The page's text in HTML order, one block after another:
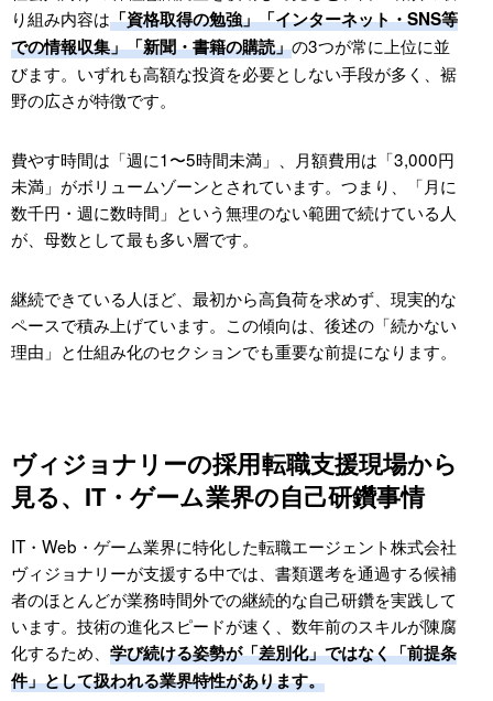
り組み内容は「資格取得の勉強」「インターネット・SNS等
での情報収集」「新聞・書籍の購読」の3つが常に上位に並
びます。いずれも高額な投資を必要としない手段が多く、裾
野の広さが特徴です。
費やす時間は「週に1〜5時間未満」、月額費用は「3,000円
未満」がボリュームゾーンとされています。つまり、「月に
数千円・週に数時間」という無理のない範囲で続けている人
が、母数として最も多い層です。
継続できている人ほど、最初から高負荷を求めず、現実的な
ペースで積み上げています。この傾向は、後述の「続かない
理由」と仕組み化のセクションでも重要な前提になります。
ヴィジョナリーの採用転職支援現場から
見る、IT・ゲーム業界の自己研鑽事情
IT・Web・ゲーム業界に特化した転職エージェント株式会社
ヴィジョナリーが支援する中では、書類選考を通過する候補
者のほとんどが業務時間外での継続的な自己研鑽を実践して
います。技術の進化スピードが速く、数年前のスキルが陳腐
化するため、 学び続ける姿勢が「差別化」ではなく「前提条
件」として扱われる業界特性があります。